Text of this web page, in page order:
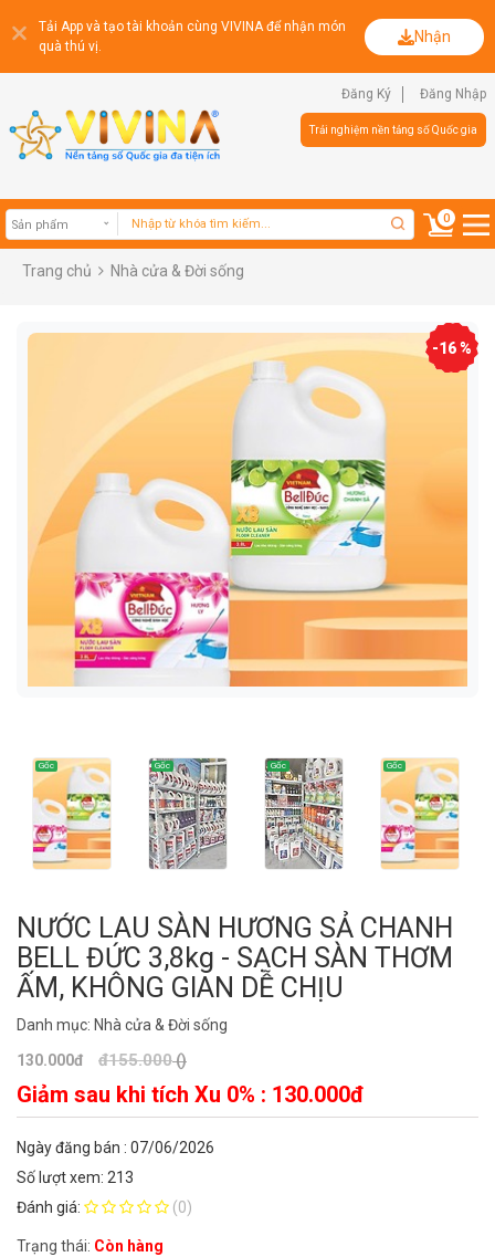
Tải App và tạo tài khoản cùng VIVINA để nhận món
quà thú vị.
Nhận
Đăng Ký Đăng Nhập
Trải nghiệm nền tảng số Quốc gia
Sản phẩm
0
Trang chủ Nhà cửa & Đời sống
-16 %
NƯỚC LAU SÀN HƯƠNG SẢ CHANH
BELL ĐỨC 3,8kg - SẠCH SÀN THƠM
ẤM, KHÔNG GIAN DỄ CHỊU
Danh mục: Nhà cửa & Đời sống
130.000đ
đ155.000()
Giảm sau khi tích Xu 0% : 130.000đ
Ngày đăng bán : 07/06/2026
Số lượt xem: 213
Đánh giá:
(0)
Trạng thái: Còn hàng